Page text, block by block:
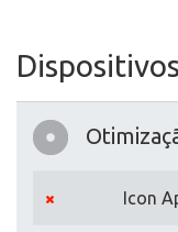
Icon